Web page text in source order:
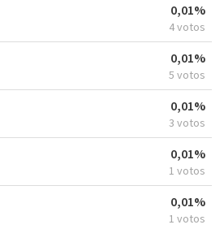
0,01%
4 votos
0,01%
5 votos
0,01%
3 votos
0,01%
1 votos
0,01%
1 votos